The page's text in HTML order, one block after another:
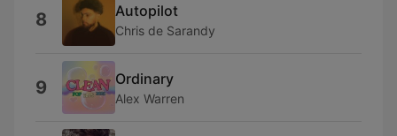
8 Autopilot
Chris de Sarandy
9 Ordinary
Alex Warren